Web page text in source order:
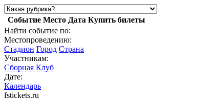
Событие Место Дата Купить билеты
Найти событие по:
Местопроведению:
Стадион Город Страна
Участникам:
Сборная Клуб
Дате:
Календарь
fstickets.ru